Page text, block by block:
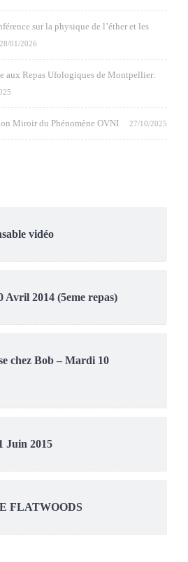
sur la physique de l’éther et les
28/01/2026
aux Repas Ufologiques de Montpellier:
Miroir du Phénomène OVNI 27/10/2025
vidéo
Avril 2014 (5eme repas)
chez Bob – Mardi 10
Juin 2015
FLATWOODS